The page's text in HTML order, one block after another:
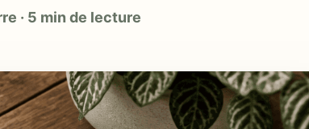
· 5 min de lecture